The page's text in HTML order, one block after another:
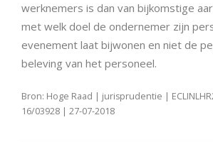
werknemers is dan van bijkomstige
met welk doel de ondernemer zijn
evenement laat bijwonen en niet de
beleving van het personeel.
Bron: Hoge Raad | jurisprudentie |
16/03928 | 27-07-2018